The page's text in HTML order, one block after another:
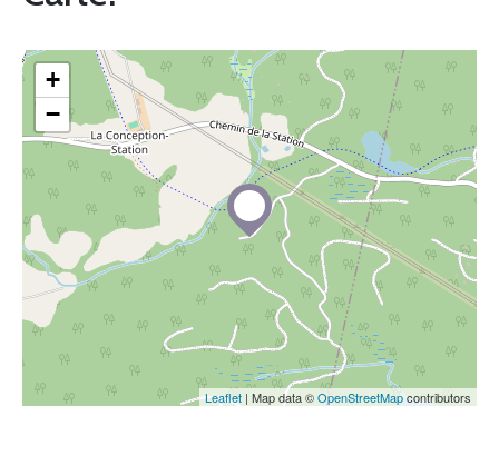
+
−
Leaflet | Map data ©OpenStreetMapcontributors